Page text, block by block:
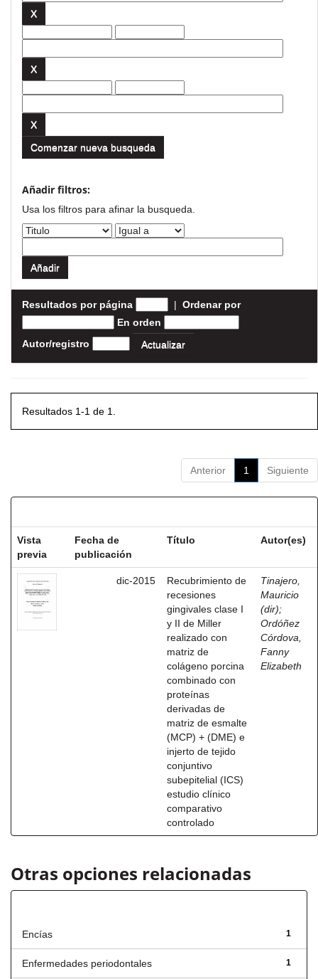
Comenzar nueva busqueda
Añadir filtros:
Usa los filtros para afinar la busqueda.
Resultados por página | Ordenar por
En orden
Autor/registro
Resultados 1-1 de 1.
Anterior 1 Siguiente
Vista
previa
Fecha de
publicación
Título Autor(es)
dic-2015
Recubrimiento de
recesiones
gingivales clase I
y II de Miller
realizado con
matriz de
colágeno porcina
combinado con
proteínas
derivadas de
matriz de esmalte
(MCP) + (DME) e
injerto de tejido
conjuntivo
subepitelial (ICS)
estudio clínico
comparativo
controlado
Tinajero,
Mauricio
(dir);
Ordóñez
Córdova,
Fanny
Elizabeth
Otras opciones relacionadas
1
Encías
1
Enfermedades periodontales